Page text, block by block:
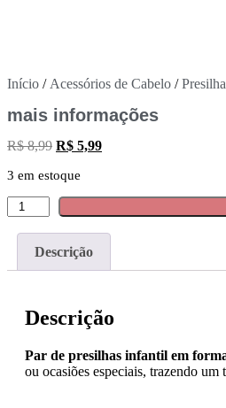
Início / Acessórios de Cabelo /
mais informações
R$8,99 R$ 5,99
3 em estoque
Descrição
Descrição
Par de presilhas infantil em
ou ocasiões especiais, trazendo